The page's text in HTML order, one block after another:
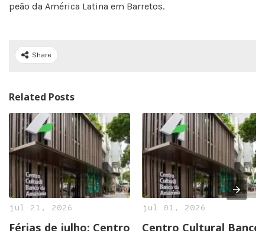
peão da América Latina em Barretos.
Share
Related Posts
jul 21, 2026
Férias de julho: Centro
jul 01, 2026
Centro Cultural Banco